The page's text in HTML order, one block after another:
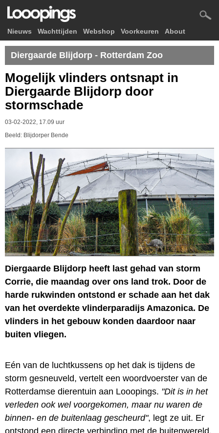
Nieuws Wachttijden Webshop Voorkeuren About
Diergaarde Blijdorp - Rotterdam Zoo
Mogelijk vlinders ontsnapt in
Diergaarde Blijdorp door
stormschade
03-02-2022, 17.09 uur
Beeld: Blijdorper Bende
Diergaarde Blijdorp heeft last gehad van storm
Corrie, die maandag over ons land trok. Door de
harde rukwinden ontstond er schade aan het dak
van het overdekte vlinderparadijs Amazonica. De
vlinders in het gebouw konden daardoor naar
buiten vliegen.
Eén van de luchtkussens op het dak is tijdens de
storm gesneuveld, vertelt een woordvoerster van de
Rotterdamse dierentuin aan Looopings. "Dit is in het
verleden ook wel voorgekomen, maar nu waren de
binnen- en de buitenlaag gescheurd", legt ze uit. Er
ontstond een directe verbinding met de buitenwereld.